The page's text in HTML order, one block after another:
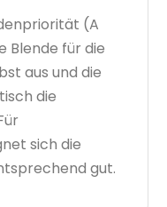
(A
Blende für die
aus und die
die
sich die
gut.